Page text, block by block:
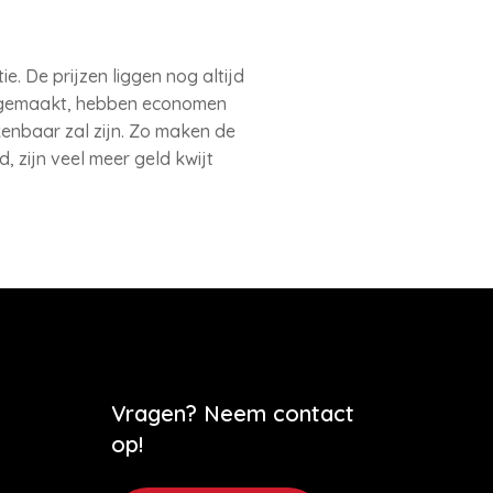
De prijzen liggen nog altijd
hebben economen
zal zijn. Zo maken de
zijn veel meer geld kwijt
Vragen? Neem contact
op!